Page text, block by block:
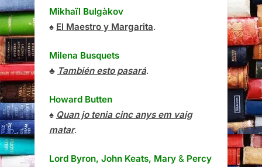
Mikhaïl Bulgàkov
♠ El Maestro y Margarita.
Milena Busquets
♣ También esto pasará.
Howard Butten
♠ Quan jo tenia cinc anys em vaig
matar.
Lord Byron, John Keats, Mary & Percy